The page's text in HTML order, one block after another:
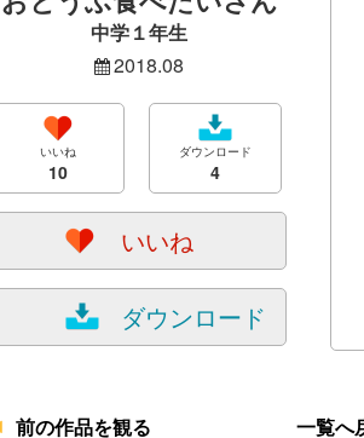
中学１年生
2018.08
いいね
10
ダウンロード
4
いいね
ダウンロード
前の作品を観る 一覧へ